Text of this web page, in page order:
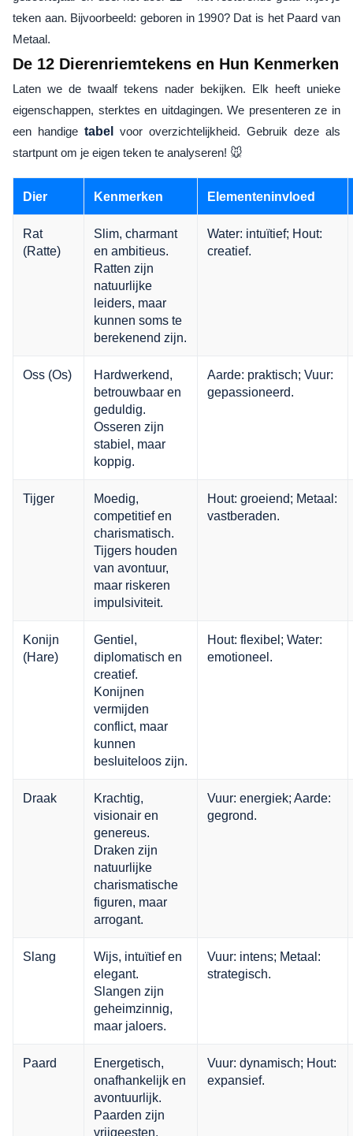
teken aan. Bijvoorbeeld: geboren in 1990? Dat is het Paard van
Metaal.
De 12 Dierenriemtekens en Hun Kenmerken
Laten we de twaalf tekens nader bekijken. Elk heeft unieke
eigenschappen, sterktes en uitdagingen. We presenteren ze in
een handige tabel
voor overzichtelijkheid. Gebruik deze als
startpunt om je eigen teken te analyseren! 🐭
Dier Kenmerken Elementeninvloed
Rat
(Ratte)
Slim, charmant
en ambitieus.
Ratten zijn
natuurlijke
leiders, maar
kunnen soms te
berekenend zijn.
Water: intuïtief; Hout:
creatief.
Oss (Os)
Hardwerkend,
betrouwbaar en
geduldig.
Osseren zijn
stabiel, maar
koppig.
Aarde: praktisch; Vuur:
gepassioneerd.
Tijger
Moedig,
competitief en
charismatisch.
Tijgers houden
van avontuur,
maar riskeren
impulsiviteit.
Hout: groeiend; Metaal:
vastberaden.
Konijn
(Hare)
Gentiel,
diplomatisch en
creatief.
Konijnen
vermijden
conflict, maar
kunnen
besluiteloos zijn.
Hout: flexibel; Water:
emotioneel.
Draak
Krachtig,
visionair en
genereus.
Draken zijn
natuurlijke
charismatische
figuren, maar
arrogant.
Vuur: energiek; Aarde:
gegrond.
Slang
Wijs, intuïtief en
elegant.
Slangen zijn
geheimzinnig,
maar jaloers.
Vuur: intens; Metaal:
strategisch.
Paard
Energetisch,
onafhankelijk en
avontuurlijk.
Paarden zijn
vrijgeesten,
Vuur: dynamisch; Hout:
expansief.